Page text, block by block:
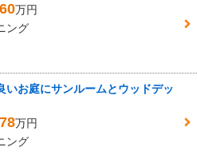
万円
ング
いお庭にサンルームとウッドデッ
万円
ング